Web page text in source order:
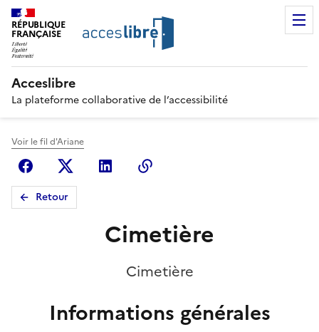
RÉPUBLIQUE
FRANÇAISE
Acceslibre
La plateforme collaborative de l’accessibilité
Voir le fil d'Ariane
FacebookX (anciennement Twitter)
Linkedin
Retour
Cimetière
Cimetière
Informations générales